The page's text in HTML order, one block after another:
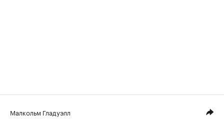
Малкольм Гладуэлл